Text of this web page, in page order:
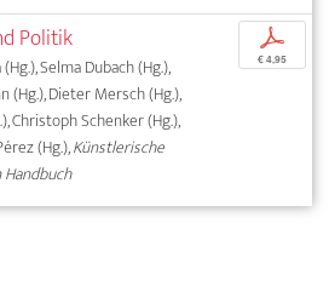
Politik
Selma Dubach (Hg.),
(Hg.), Dieter Mersch (Hg.),
Christoph Schenker (Hg.),
(Hg.),Künstlerische
Handbuch
p
€ 4,95